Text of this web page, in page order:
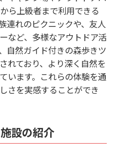
ら上級者まで利用できる
連れのピクニックや、友人
など、多様なアウトドア活
自然ガイド付きの森歩きツ
れており、より深く自然を
います。これらの体験を通
さを実感することができ
設の紹介